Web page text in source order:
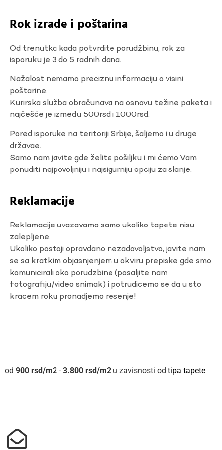
Rok izrade i poštarina
Od trenutka kada potvrdite porudžbinu, rok za
isporuku je 3 do 5 radnih dana.
Nažalost nemamo preciznu informaciju o visini
poštarine.
Kurirska služba obračunava na osnovu težine paketa i
najčešće je između 500rsd i 1000rsd.
Pored isporuke na teritoriji Srbije, šaljemo i u druge
državae.
Samo nam javite gde želite pošiljku i mi ćemo Vam
ponuditi najpovoljniju i najsigurniju opciju za slanje.
Reklamacije
Reklamacije uvazavamo samo ukoliko tapete nisu
zalepljene.
Ukoliko postoji opravdano nezadovoljstvo, javite nam
se sa kratkim objasnjenjem u okviru prepiske gde smo
komunicirali oko porudzbine (posaljite nam
fotografiju/video snimak) i potrudicemo se da u sto
kracem roku pronadjemo resenje!
900 rsd - 3.800 rsd u zavisnosti od tipa tapete